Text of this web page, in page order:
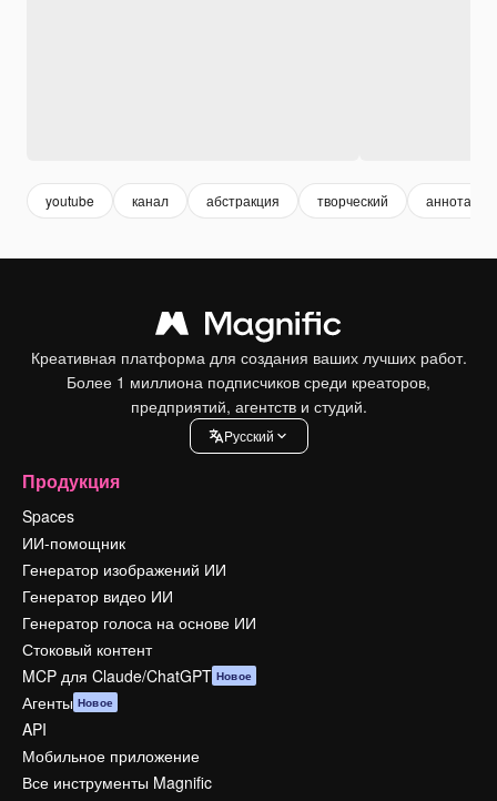
youtube канал абстракция творческий аннотация
Креативная платформа для создания ваших лучших работ.
Более 1 миллиона подписчиков среди креаторов,
предприятий, агентств и студий.
Pусский
Продукция
Spaces
ИИ-помощник
Генератор изображений ИИ
Генератор видео ИИ
Генератор голоса на основе ИИ
Стоковый контент
MCP для Claude/ChatGPT Новое
Агенты Новое
API
Мобильное приложение
Все инструменты Magnific